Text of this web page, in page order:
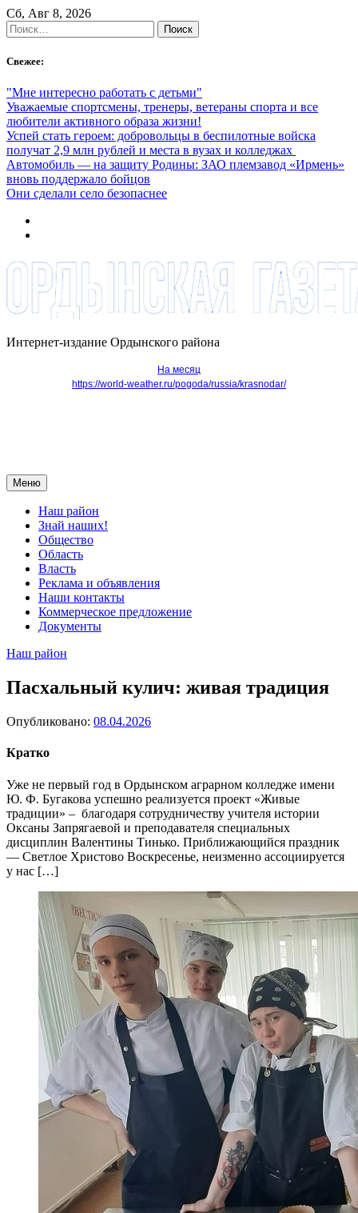
Skip
to
content
Сб, Авг 8, 2026
Найти:
Свежее:
"Мне интересно работать с детьми"
Уважаемые спортсмены, тренеры, ветераны спорта и все
любители активного образа жизни!
Успей стать героем: добровольцы в беспилотные войска
получат 2,9 млн рублей и места в вузах и колледжах
Автомобиль — на защиту Родины: ЗАО племзавод «Ирмень»
вновь поддержало бойцов
Они сделали село безопаснее
Интернет-издание Ордынского района
На месяц
https://world-weather.ru/pogoda/russia/krasnodar/
Меню
Наш район
Знай наших!
Общество
Область
Власть
Реклама и объявления
Наши контакты
Коммерческое предложение
Документы
Наш район
Пасхальный кулич: живая традиция
Опубликовано: 08.04.2026
Кратко
Уже не первый год в Ордынском аграрном колледже имени
Ю. Ф. Бугакова успешно реализуется проект «Живые
традиции» – благодаря сотрудничеству учителя истории
Оксаны Запрягаевой и преподавателя специальных
дисциплин Валентины Тинько. Приближающийся праздник
— Светлое Христово Воскресенье, неизменно ассоциируется
у нас […]